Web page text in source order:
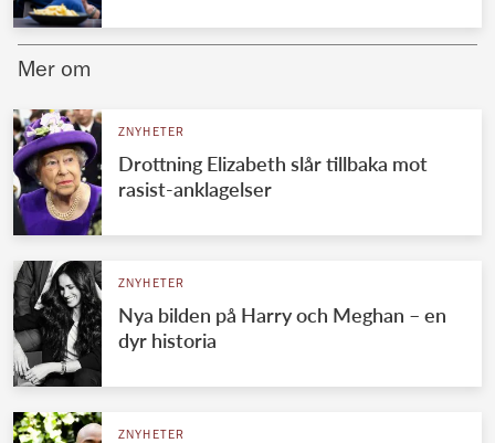
Mer om
ZNYHETER
Drottning Elizabeth slår tillbaka mot
rasist-anklagelser
ZNYHETER
Nya bilden på Harry och Meghan – en
dyr historia
ZNYHETER